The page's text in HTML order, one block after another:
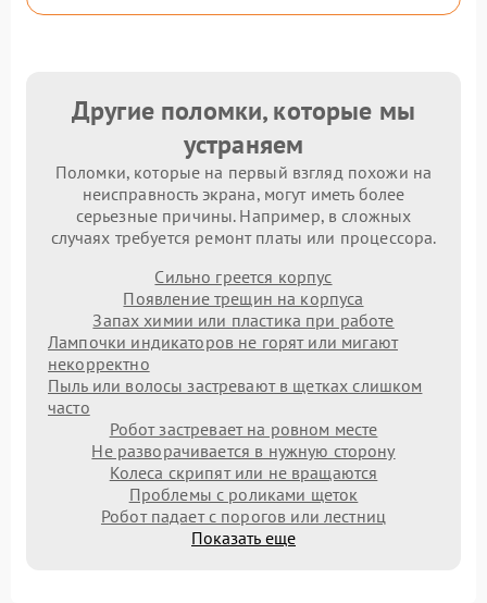
Другие поломки, которые мы
устраняем
Поломки, которые на первый взгляд похожи на
неисправность экрана, могут иметь более
серьезные причины. Например, в сложных
случаях требуется ремонт платы или процессора.
Сильно греется корпус
Появление трещин на корпуса
Запах химии или пластика при работе
Лампочки индикаторов не горят или мигают
некорректно
Пыль или волосы застревают в щетках слишком
часто
Робот застревает на ровном месте
Не разворачивается в нужную сторону
Колеса скрипят или не вращаются
Проблемы с роликами щеток
Робот падает с порогов или лестниц
Показать еще